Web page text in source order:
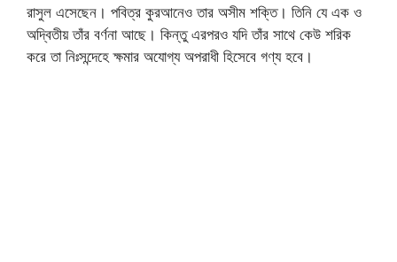
রাসুল এসেছেন। পবিত্র কুরআনেও তার অসীম শক্তি। তিনি যে এক ও
অদ্বিতীয় তাঁর বর্ণনা আছে। কিন্তু এরপরও যদি তাঁর সাথে কেউ শরিক
করে তা নিঃসন্দেহে ক্ষমার অযোগ্য অপরাধী হিসেবে গণ্য হবে।